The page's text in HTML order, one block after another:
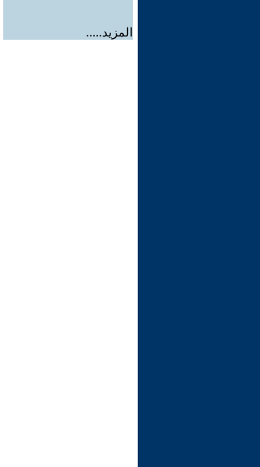
المزيد.....